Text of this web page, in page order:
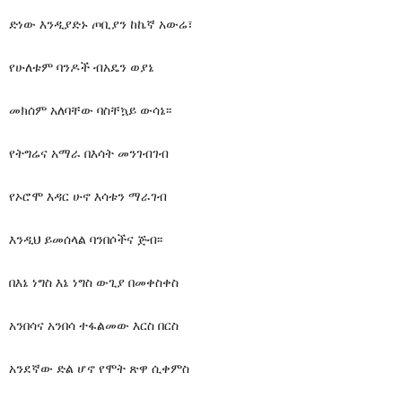
ድነው እንዲያድኑ ጦቢያን ከኬኛ አውሬ፣
የሁለቱም ባንዶች ብአዴን ወያኔ
መክሰም አለባቸው ባስቸኳይ ውሳኔ፡፡
የትግሬና አማራ በእሳት መንገብገብ
የኦሮሞ እዳር ሁኖ እሳቱን ማራገብ
እንዲህ ይመሰላል ባንበሶችና ጅብ፡፡
በእኔ ነግስ እኔ ነግስ ውጊያ በመቀስቀስ
አንበሳና አንበሳ ተፋልመው እርስ በርስ
አንደኛው ድል ሆኖ የሞት ጽዋ ሲቀምስ